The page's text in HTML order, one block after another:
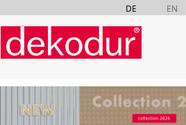
DE EN
Navigation